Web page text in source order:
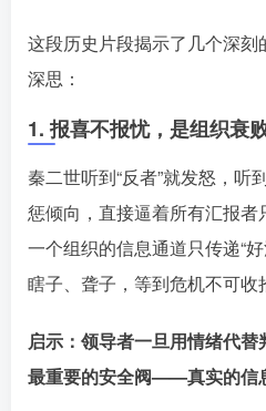
这段历史片段揭示了几个深
深思：
1. 报喜不报忧，是组织衰
秦二世听到“反者”就发怒，听
惩倾向，直接逼着所有汇报者
一个组织的信息通道只传递“
瞎子、聋子，等到危机不可收
启示：领导者一旦用情绪代
最重要的安全阀——真实的信